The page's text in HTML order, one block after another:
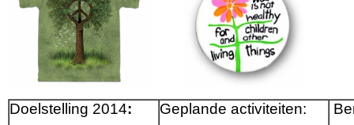
Doelstelling 2014: Geplande activiteiten: